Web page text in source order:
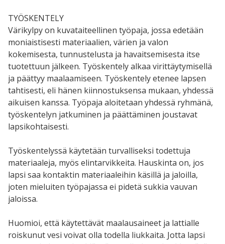
TYÖSKENTELY
Värikylpy on kuvataiteellinen työpaja, jossa edetään
moniaistisesti materiaalien, värien ja valon
kokemisesta, tunnustelusta ja havaitsemisesta itse
tuotettuun jälkeen. Työskentely alkaa virittäytymisellä
ja päättyy maalaamiseen. Työskentely etenee lapsen
tahtisesti, eli hänen kiinnostuksensa mukaan, yhdessä
aikuisen kanssa. Työpaja aloitetaan yhdessä ryhmänä,
työskentelyn jatkuminen ja päättäminen joustavat
lapsikohtaisesti.
Työskentelyssä käytetään turvalliseksi todettuja
materiaaleja, myös elintarvikkeita. Hauskinta on, jos
lapsi saa kontaktin materiaaleihin käsillä ja jaloilla,
joten mieluiten työpajassa ei pidetä sukkia vauvan
jaloissa.
Huomioi, että käytettävät maalausaineet ja lattialle
roiskunut vesi voivat olla todella liukkaita. Jotta lapsi